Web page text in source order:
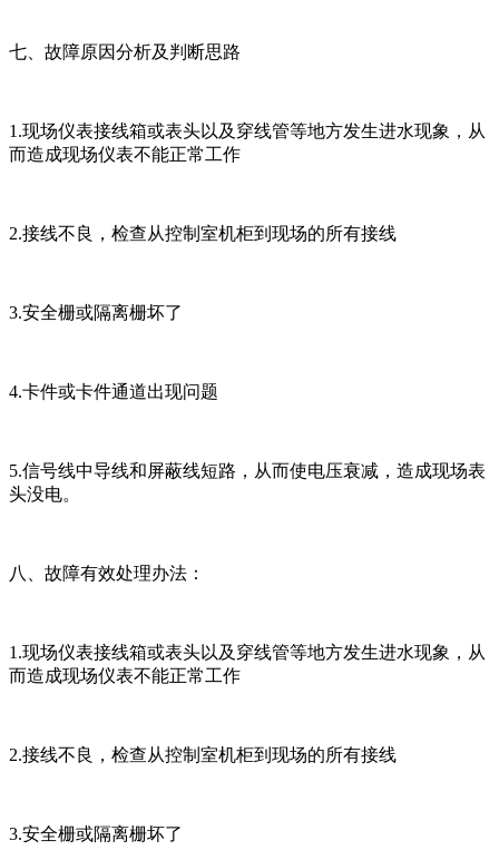
七、故障原因分析及判断思路
1.现场仪表接线箱或表头以及穿线管等地方发生进水现象，从
而造成现场仪表不能正常工作
2.接线不良，检查从控制室机柜到现场的所有接线
3.安全栅或隔离栅坏了
4.卡件或卡件通道出现问题
5.信号线中导线和屏蔽线短路，从而使电压衰减，造成现场表
头没电。
八、故障有效处理办法：
1.现场仪表接线箱或表头以及穿线管等地方发生进水现象，从
而造成现场仪表不能正常工作
2.接线不良，检查从控制室机柜到现场的所有接线
3.安全栅或隔离栅坏了